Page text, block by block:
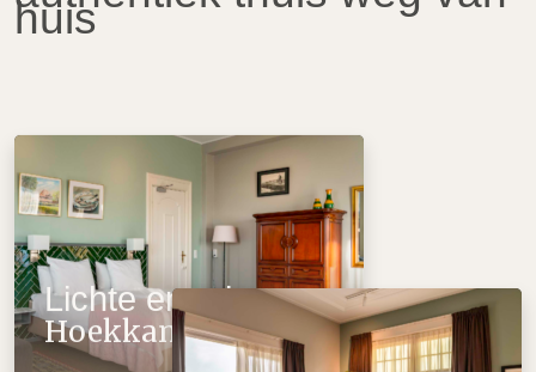
huis
Lichte en ruime
Hoekkamers